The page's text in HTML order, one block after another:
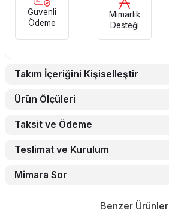
Güvenli
Ödeme
Mimarlık
Desteği
Takım İçeriğini Kişiselleştir
Ürün Ölçüleri
Taksit ve Ödeme
Teslimat ve Kurulum
Mimara Sor
Benzer Ürünler